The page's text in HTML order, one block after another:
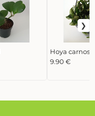
Hoya
9.90 €